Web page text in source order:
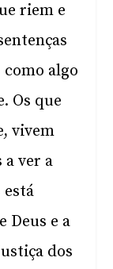
riem e
como algo
Os que
vivem
a ver a
está
Deus e a
dos